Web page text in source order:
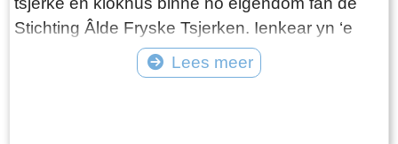
Westhem / Wolsum. Zoon Jelle wordt geboren in
1759. In 1768 is Pytter Jelles boer onder
Folsgare op de boerderij achter Easthimmerwei
Stichting Âlde Fryske Tsjerken. Ienkear yn ‘e
fjouwer wike is der hjoeddedei yn dizze tsjerke
in tsjinst fan de Protestantse Gemeente fan
Lees meer